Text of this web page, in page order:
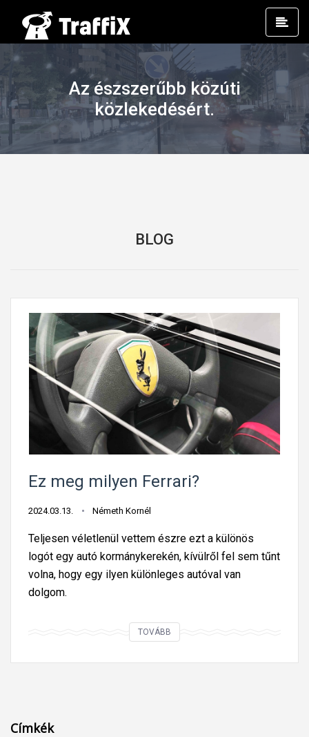
Az észszerűbb közúti
közlekedésért.
BLOG
Ez meg milyen Ferrari?
2024.03.13. Németh Kornél
Teljesen véletlenül vettem észre ezt a különös
logót egy autó kormánykerekén, kívülről fel sem tűnt
volna, hogy egy ilyen különleges autóval van
dolgom.
TOVÁBB
m
Címkék